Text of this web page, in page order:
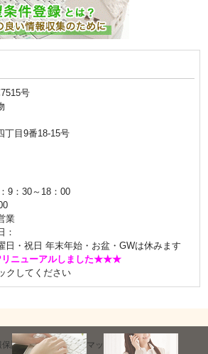
号
丁目9番18-15号
9：30～18：00
業
：
日・祝日 年末年始・お盆・GWは休みます
ニューアルしました★★★
クしてください
保護方針 サイトマップ